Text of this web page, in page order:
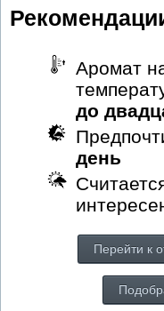
Аромат
до
день
Перейти к